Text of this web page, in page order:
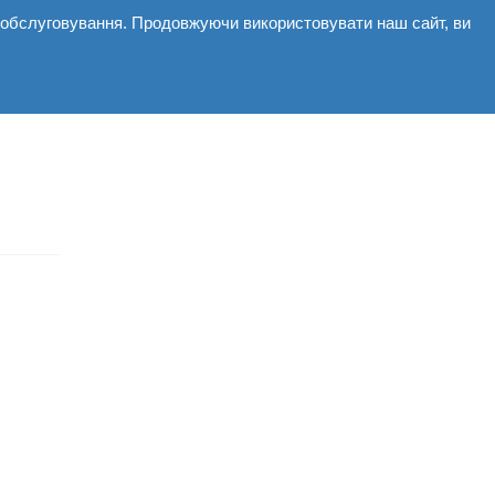
Продовжуючи використовувати наш сайт, ви
Галерея Новини Контакти